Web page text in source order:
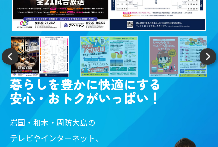
暮らしを豊かに快適にする
安心・おトクがいっぱい！
岩国・和木・周防大島の
テレビやインターネット、